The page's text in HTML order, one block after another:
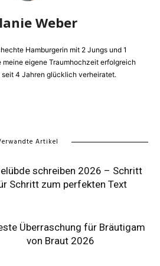
Weber
Hamburgerin mit 2 Jungs und 1
meine eigene Traumhochzeit erfolgreich
seit 4 Jahren glücklich verheiratet.
Artikel
schreiben 2026 – Schritt
Schritt zum perfekten Text
Überraschung für Bräutigam
von Braut 2026